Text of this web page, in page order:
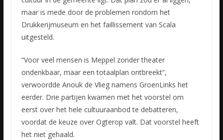
maar is mede door de problemen rondom het
Drukkerijmuseum en het faillissement van Scala
uitgesteld.
“Voor veel mensen is Meppel zonder theater
ondenkbaar, maar een totaalplan ontbreekt”,
verwoordde Anouk de Vlieg namens GroenLinks het
eerder. Drie partijen kwamen met het voorstel om
eerst over het hele cultuuraanbod te debatteren,
voordat de keuze over Ogterop valt. Dat voorstel heeft
het niet gehaald.